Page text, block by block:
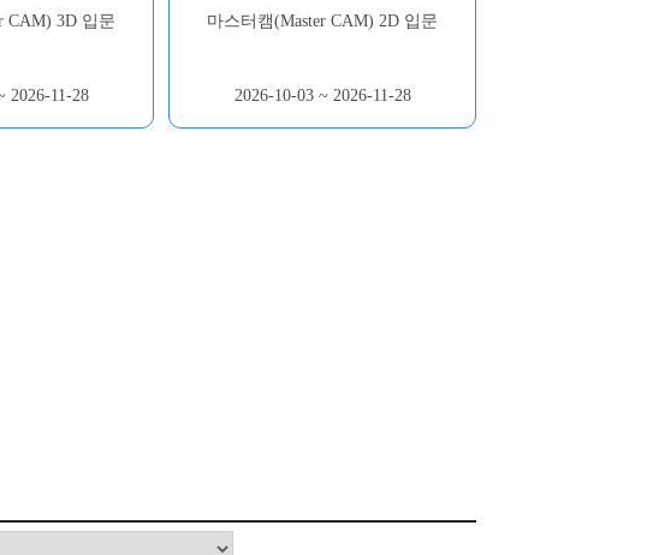
CAM) 3D 입문
2026-11-28
마스터캠(Master CAM) 2D 입문
2026-10-03 ~ 2026-11-28